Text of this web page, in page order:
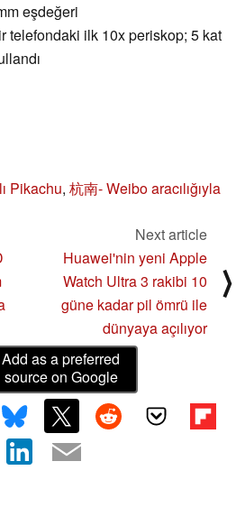
eşdeğeri
telefondaki ilk 10x periskop; 5 kat
Pikachu, 杭南- Weibo aracılığıyla
Next article
Huawei'nin yeni Apple
Watch Ultra 3 rakibi 10
güne kadar pil ömrü ile
dünyaya açılıyor
⟩
Add as a preferred
source on Google